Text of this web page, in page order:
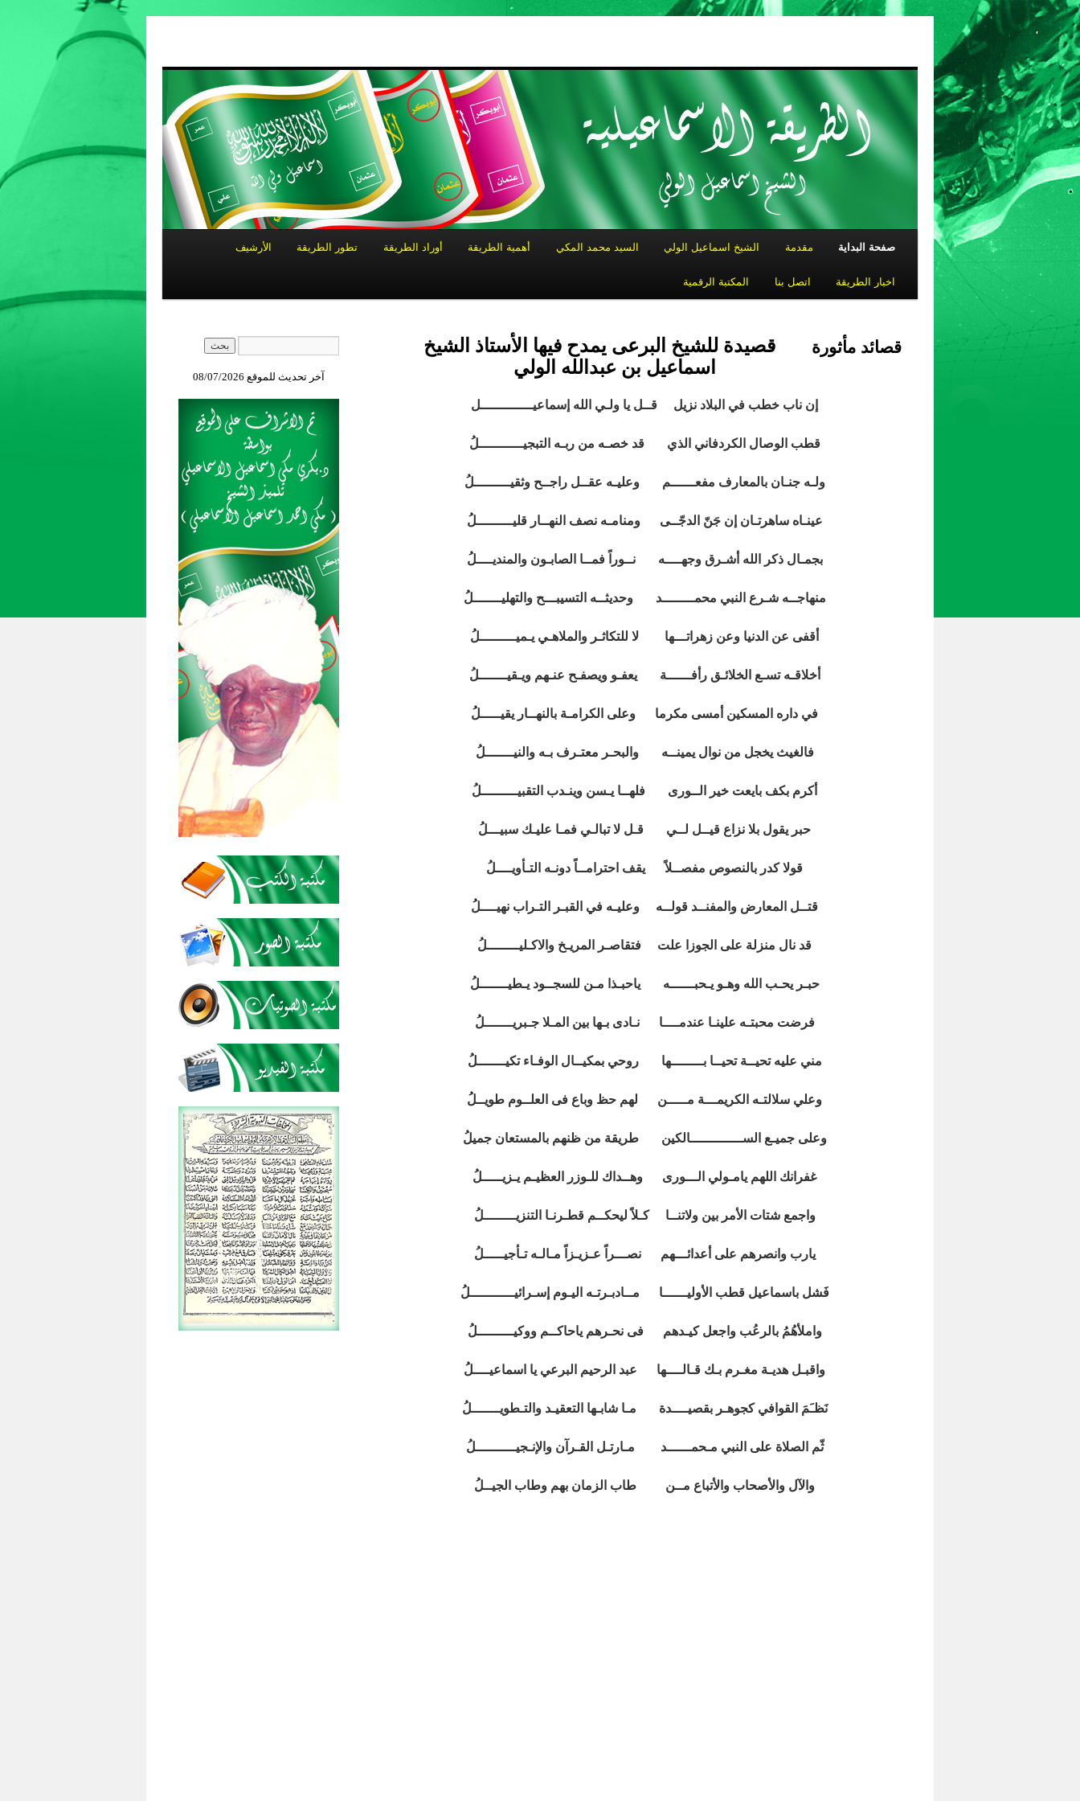
صفحة البداية مقدمة الشيخ اسماعيل الولي السيد محمد المكي أهمية الطريقة أوراد الطريقة تطور الطريقة الأرشيف
اخبار الطريقة اتصل بنا المكتبة الرقمية
قصائد مأثورة
قصيدة للشيخ البرعى يمدح فيها الأستاذ الشيخ
اسماعيل بن عبدالله الولي
إن ناب خطب في البلاد نزيل قــل يا ولـي الله إسماعيـــــــــــــل
قطب الوصال الكردفاني الذي قد خصـه من ربـه التبجيـــــــــــلُ
ولـه جنـان بالمعارف مفعــــــم وعليـه عقــل راجــح وثقيـــــــــلُ
عينـاه ساهرتـان إن جَنّ الدجّــى ومنامـه نصف النهــار قليـــــــــلُ
بجمـال ذكر الله أشـرق وجهــــه نــوراً فمــا الصابـون والمنديــــلُ
منهاجــه شـرع النبي محمــــــــد وحديثــه التسيبـــح والتهليـــــــلُ
أقفى عن الدنيا وعن زهراتـــها لا للتكاثـر والملاهـي يـميـــــــــلُ
أخلاقـه تسـع الخلائـق رأفــــــة يعفـو ويصفـح عنـهم ويـقيـــــــلُ
في داره المسكين أمسى مكرما وعلى الكرامـة بالنهــار يقيـــــلُ
فالغيث يخجل من نوال يمينــه والبحـر معتـرف بـه والنيـــــــلُ
أكرم بكف بايعت خير الــورى فلهــا يـسن وينـدب التقبيـــــــــلُ
حبر يقول بلا نزاع قيــل لــي قـل لا تبالـي فمـا عليـك سبيـــلُ
قولا كدر بالنصوص مفصــلاً يقف احترامــاً دونـه التـأويــــلُ
قتــل المعارض والمفنــد قولــه وعليـه في القبـر التـراب نهيــــلُ
قد نال منزلة على الجوزا علت فتقاصـر المريـخ والاكـليــــــــلُ
حبـر يحـب الله وهـو يـحبــــــه ياحبـذا مـن للسجــود يـطيـــــــلُ
فرضت محبتـه علينـا عندمــــا نـادى بـها بين المـلا جـبريـــــــلُ
مني عليه تحيــة تحيــا بــــــــها روحي بمكيــال الوفـاء تكيـــــــلُ
وعلي سلالتـه الكريمـــة مـــــن لهم حظ وباع فى العلــوم طويــلُ
وعلى جميـع الســـــــــــــالكين طريقة من ظنهم بالمستعان جميلُ
غفرانك اللهم يامـولي الـــورى وهــداك للـوزر العظيـم يـزيـــــلُ
واجمع شتات الأمر بين ولاتنــا كـلاً ليحكــم قطـرنـا التنزيــــــــلُ
يارب وانصرهم على أعدائـــهم نصـــراً عـزيـزاً مـالـه تـأجيـــــلُ
فَشل باسماعيل قطب الأوليــــــا مــادبـرتـه اليـوم إسـرائيـــــــــــلُ
واملأهُمُ بالرعُب واجعل كيـدهم فى نحـرهم ياحاكــم ووكيـــــــــلُ
واقبـل هديـة مغـرم بـك قـالــــها عبد الرحيم البرعي يا اسماعيــــلُ
نَظـَمَ القوافي كجوهـر بقصيــــدة مـا شابـها التعقيـد والتـطويـــــــلُ
ثّم الصلاة على النبي مـحمــــــد مـارتـل القـرآن والإنـجيــــــــــلُ
والآل والأصحاب والأتباع مــن طاب الزمان بهم وطاب الجيــلُ
آخر تحديث للموقع 08/07/2026